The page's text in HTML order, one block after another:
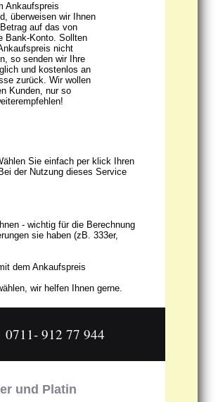
Ankaufspreis
überweisen wir Ihnen
auf das von
Bank-Konto. Sollten
nicht
so senden wir Ihre
und kostenlos an
zurück. Wir wollen
Kunden, nur so
Sie einfach per klick Ihren
der Nutzung dieses Service
- wichtig für die Berechnung
sie haben (zB. 333er,
dem Ankaufspreis
wir helfen Ihnen gerne.
0711- 912 77 944
und Platin